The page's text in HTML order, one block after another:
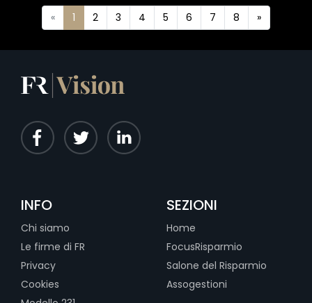
« 1 2 3 4 5 6 7 8 »
INFO
Chi siamo
Le firme di FR
Privacy
Cookies
SEZIONI
Home
FocusRisparmio
Salone del Risparmio
Assogestioni